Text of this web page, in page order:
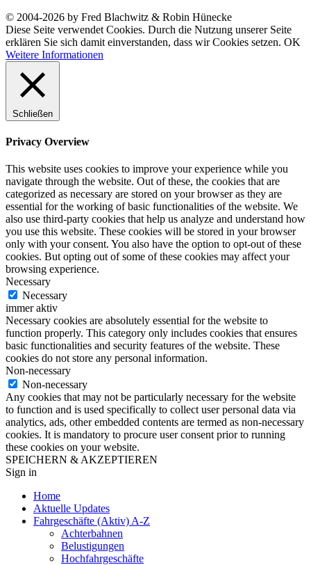
© 2004-2026 by Fred Blachwitz & Robin Hünecke
Diese Seite verwendet Cookies. Durch die Nutzung unserer Seite
erklären Sie sich damit einverstanden, dass wir Cookies setzen. OK
Weitere Informationen
Schließen
Privacy Overview
This website uses cookies to improve your experience while you
navigate through the website. Out of these, the cookies that are
categorized as necessary are stored on your browser as they are
essential for the working of basic functionalities of the website. We
also use third-party cookies that help us analyze and understand how
you use this website. These cookies will be stored in your browser
only with your consent. You also have the option to opt-out of these
cookies. But opting out of some of these cookies may affect your
browsing experience.
Necessary
Necessary
immer aktiv
Necessary cookies are absolutely essential for the website to
function properly. This category only includes cookies that ensures
basic functionalities and security features of the website. These
cookies do not store any personal information.
Non-necessary
Non-necessary
Any cookies that may not be particularly necessary for the website
to function and is used specifically to collect user personal data via
analytics, ads, other embedded contents are termed as non-necessary
cookies. It is mandatory to procure user consent prior to running
these cookies on your website.
SPEICHERN & AKZEPTIEREN
Sign in
Home
Aktuelle Updates
Fahrgeschäfte (Aktiv) A-Z
Achterbahnen
Belustigungen
Hochfahrgeschäfte